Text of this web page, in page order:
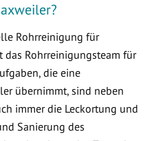
Rohrreinigung für
das Rohrreinigungsteam für
die eine
übernimmt, sind neben
immer die Leckortung und
Sanierung des